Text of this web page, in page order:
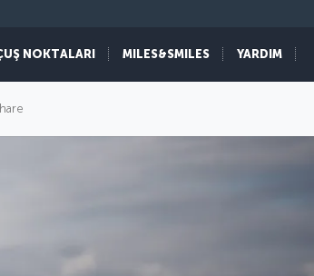
NOKTALARI MILES&SMILES YARDIM